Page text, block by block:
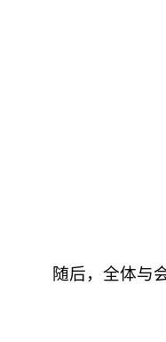
随后，全体与